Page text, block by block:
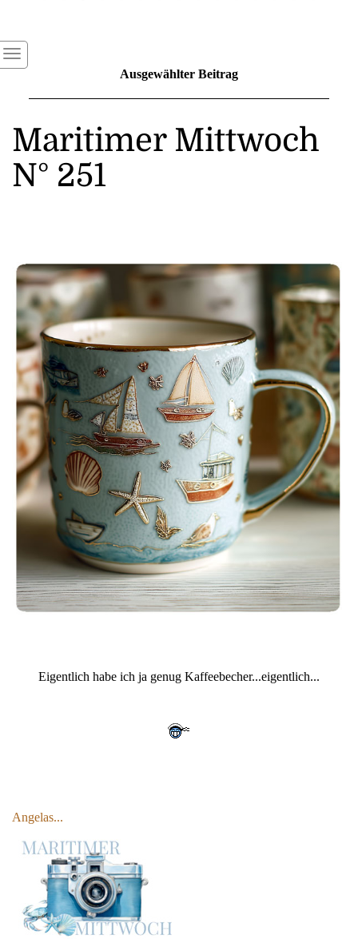
Ausgewählter Beitrag
Maritimer Mittwoch
N° 251
Eigentlich habe ich ja genug Kaffeebecher...eigentlich...
Angelas...